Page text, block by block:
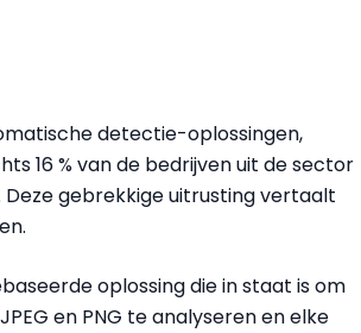
detectie-oplossingen,
16 % van de bedrijven uit de sector
gebrekkige uitrusting vertaalt
oplossing die in staat is om
en PNG te analyseren en elke